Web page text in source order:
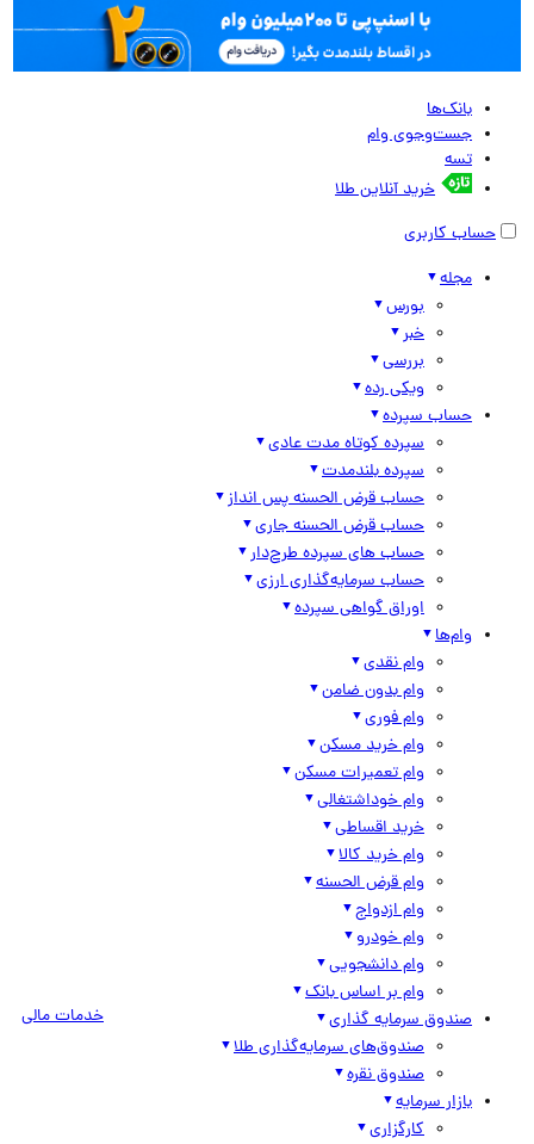
بانک‌ها
جست‌وجوی وام
تسه
خرید آنلاین طلا
حساب کاربری
مجله
بورس
خبر
بررسی
ویکی رده
حساب سپرده
سپرده کوتاه مدت عادی
سپرده بلندمدت
حساب قرض الحسنه پس انداز
حساب قرض الحسنه جاری
حساب های سپرده طرح‌دار
حساب سرمایه‌گذاری ارزی
اوراق گواهی سپرده
وام‌ها
وام نقدی
وام بدون ضامن
وام فوری
وام خرید مسکن
وام تعمیرات مسکن
وام خوداشتغالی
خرید اقساطی
وام خرید کالا
وام قرض الحسنه
وام ازدواج
وام خودرو
وام دانشجویی
وام بر اساس بانک
صندوق سرمایه گذاری
صندوق‌های سرمایه‌گذاری طلا
صندوق نقره
بازار سرمایه
کارگزاری
خدمات مالی